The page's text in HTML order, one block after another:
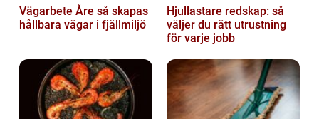
Vägarbete Åre så skapas
hållbara vägar i fjällmiljö
Hjullastare redskap: så
väljer du rätt utrustning
för varje jobb